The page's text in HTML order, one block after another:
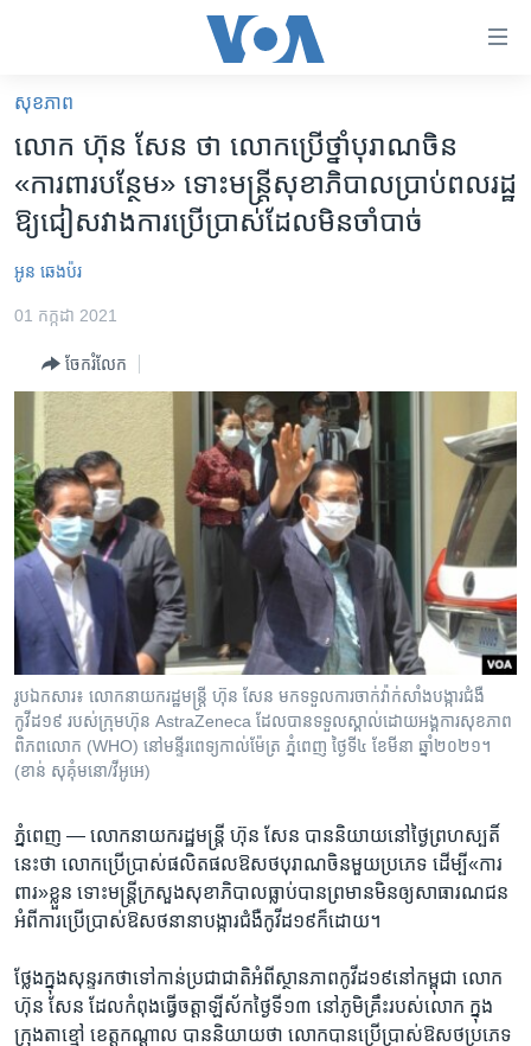
គេហទំព័រ​
ទាក់ទង
និង​
ចូល​
ទំព័រ​
ព័ត៌មាន​​
រំលង​
ចូល​
ទៅ​
ទំព័រ​
រចនា
សម្ព័ន្ធ​
និង​
ទៅ​
កាន់​
ទំព័រ​
ស្វែង​
អាមេរិក
ព្រឹត្តិការណ៍ព័ត៌មាន
ទូរទស្សន៍ / វីដេអូ​
វិទ្យុ / ផតខាសថ៍
កម្មវិធីទាំងអស់
Khmer English
បណ្តាញ​សង្គម
ភាសា
សុខភាព
លោក ហ៊ុន សែន ថា លោក​ប្រើថ្នាំ​បុរាណ​ចិន​
«ការពារបន្ថែម» ទោះ​មន្ត្រី​សុខាភិបាល​ប្រាប់​ពលរដ្ឋ​
ឱ្យ​ជៀសវាង​ការប្រើប្រាស់​ដែល​មិន​ចាំបាច់
អូន ឆេងប៉រ
01 កក្កដា 2021
ចែករំលែក
រូបឯកសារ៖ លោក​នាយក​រដ្ឋមន្ត្រី​ ហ៊ុន សែន​ មក​ទទួល​​ការ​ចាក់​​វ៉ាក់សាំង​បង្ការ​ជំងឺ​
កូវីដ១៩​​ របស់​ក្រុមហ៊ុន​ AstraZeneca​ ដែល​បាន​ទទួល​ស្គាល់​ដោយ​អង្គការ​​សុខភាព​
ពិភពលោក (WHO)​ នៅ​មន្ទីរពេទ្យ​កាល់ម៉ែត្រ​​ ភ្នំពេញ​ ថ្ងៃទី៤​ ខែមីនា​ ឆ្នាំ២០២១។
(ខាន់​ សុគុំមនោ​/​វីអូអេ)
ភ្នំពេញ — លោក​នាយក​រដ្ឋ​មន្ត្រី ហ៊ុន សែន បាន​និយាយ​នៅ​ថ្ងៃ​ព្រហស្បតិ៍​
នេះ​ថា លោក​ប្រើ​ប្រាស់​ផលិត​ផល​ឱសថ​បុរាណ​ចិនមួយ​ប្រភេទ​ ដើម្បី​«ការ​
ពារ»​ខ្លួន ​ទោះ​មន្ត្រីក្រសួង​សុខាភិបាល​ធ្លាប់​បាន​ព្រមាន​មិន​ឲ្យ​សាធារណជន​
អំពីការ​ប្រើប្រាស់​ឱសថ​នានា​បង្ការ​ជំងឺ​កូវីដ​១៩ក៏​ដោយ។
ថ្លែង​ក្នុង​សុន្ទរកថា​ទៅ​កាន់​ប្រជាជាតិអំពី​ស្ថានភាព​កូវីដ១៩​នៅ​កម្ពុជា​ លោក​
ហ៊ុន សែន​ ដែលកំពុង​ធ្វើ​ចត្តា​ឡីស័ក​ថ្ងៃទី១៣ ​នៅ​ភូមិគ្រឹះ​របស់​លោក ក្នុង​
ក្រុង​តាខ្មៅ ​ខេត្ត​កណ្ដាល ​បាននិយាយ​ថា​ លោក​បាន​ប្រើប្រាស់​ឱសថ​ប្រភេទ​